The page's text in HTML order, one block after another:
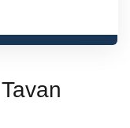
Metal Asma